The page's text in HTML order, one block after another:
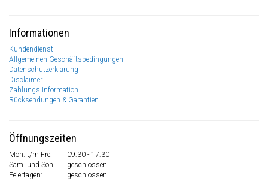
Informationen
Kundendienst
Allgemeinen Geschäftsbedingungen
Datenschutzerklärung
Disclaimer
Zahlungs Information
Rücksendungen & Garantien
Öffnungszeiten
Mon. t/m Fre.
09:30 - 17:30
Sam. und Son.
geschlossen
Feiertagen:
geschlossen